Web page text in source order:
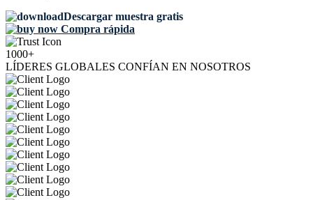
Descargar muestra gratis
Compra rápida
1000+
LÍDERES GLOBALES CONFÍAN EN NOSOTROS